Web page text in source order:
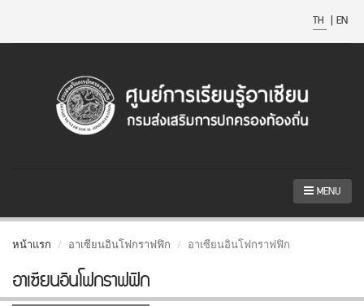
TH | EN
MENU
หน้าแรก อาเซียนอินโฟกราฟฟิก อาเซียนอินโฟกราฟฟิก
อาเซียนอินโฟกราฟฟิก